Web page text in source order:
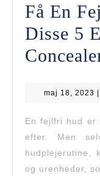
Få En
Disse 5
maj 18, 2023
En fejlfri hud er
efter. Men
hudplejerutine,
og urenheder,